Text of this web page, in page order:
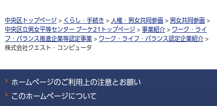
中央区トップページ > くらし・手続き > 人権・男女共同参画 > 男女共同参画 >
中央区立男女平等センター ブーケ21トップページ > 事業紹介 > ワーク・ライ
フ・バランス推進企業等認定事業 > ワーク・ライフ・バランス認定企業紹介 >
株式会社クエスト・コンピュータ
ホームページのご利用上の注意とお願い
このホームページについて